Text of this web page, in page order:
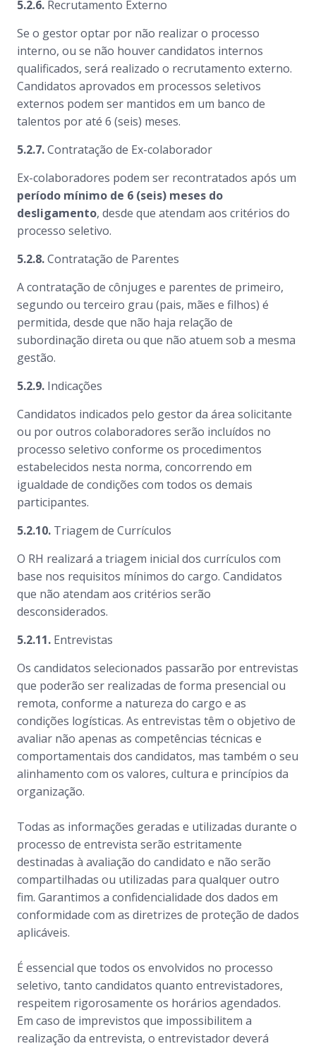
5.2.6. Recrutamento Externo
Se o gestor optar por não realizar o processo
interno, ou se não houver candidatos internos
qualificados, será realizado o recrutamento externo.
Candidatos aprovados em processos seletivos
externos podem ser mantidos em um banco de
talentos por até 6 (seis) meses.
5.2.7.Contratação de Ex-colaborador
Ex-colaboradores podem ser recontratados após um
período mínimo de 6 (seis) meses do
desligamento, desde que atendam aos critérios do
processo seletivo.
5.2.8.Contratação de Parentes
A contratação de cônjuges e parentes de primeiro,
segundo ou terceiro grau (pais, mães e filhos) é
permitida, desde que não haja relação de
subordinação direta ou que não atuem sob a mesma
gestão.
5.2.9. Indicações
Candidatos indicados pelo gestor da área solicitante
ou por outros colaboradores serão incluídos no
processo seletivo conforme os procedimentos
estabelecidos nesta norma, concorrendo em
igualdade de condições com todos os demais
participantes.
5.2.10. Triagem de Currículos
O RH realizará a triagem inicial dos currículos com
base nos requisitos mínimos do cargo. Candidatos
que não atendam aos critérios serão
desconsiderados.
5.2.11. Entrevistas
Os candidatos selecionados passarão por entrevistas
que poderão ser realizadas de forma presencial ou
remota, conforme a natureza do cargo e as
condições logísticas. As entrevistas têm o objetivo de
avaliar não apenas as competências técnicas e
comportamentais dos candidatos, mas também o seu
alinhamento com os valores, cultura e princípios da
organização.
Todas as informações geradas e utilizadas durante o
processo de entrevista serão estritamente
destinadas à avaliação do candidato e não serão
compartilhadas ou utilizadas para qualquer outro
fim. Garantimos a confidencialidade dos dados em
conformidade com as diretrizes de proteção de dados
aplicáveis.
É essencial que todos os envolvidos no processo
seletivo, tanto candidatos quanto entrevistadores,
respeitem rigorosamente os horários agendados.
Em caso de imprevistos que impossibilitem a
realização da entrevista, o entrevistador deverá